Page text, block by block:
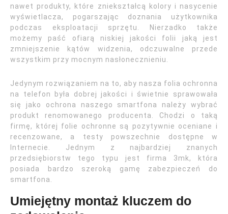
nawet produkty, które zniekształcą kolory i nasycenie
wyświetlacza, pogarszając doznania użytkownika
podczas eksploatacji sprzętu. Nierzadko także
możemy paść ofiarą niskiej jakości folii jaką jest
zmniejszenie kątów widzenia, odczuwalne przede
wszystkim przy mocnym nasłonecznieniu.
Jedynym rozwiązaniem na to, aby nasza folia ochronna
na telefon była dobrej jakości i świetnie sprawowała
się jako ochrona naszego smartfona należy wybrać
produkt renomowanego producenta. Chodzi o taką
firmę, której folie ochronne są pozytywnie oceniane i
recenzowane, a testy powszechnie dostępne w
Internecie. Jednym z najbardziej znanych
przedsiębiorstw tego typu jest firma 3mk, która
posiada bardzo szeroką gamę zabezpieczeń do
smartfona.
Umiejętny montaż kluczem do